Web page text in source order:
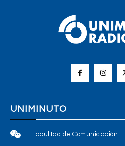
UNIMINUTO
Facultad de Comunicación